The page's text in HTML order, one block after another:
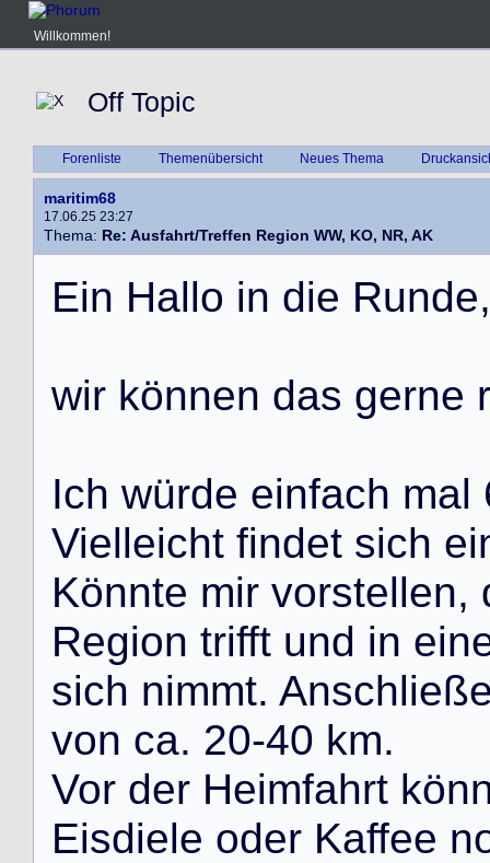
Willkommen!
Off Topic
Forenliste Themenübersicht Neues Thema
maritim68
17.06.25 23:27
Thema: Re: Ausfahrt/Treffen Region WW, KO, NR, AK
Ein Hallo in die Runde,
wir können das gerne r
Ich würde einfach mal
Vielleicht findet sich ei
Könnte mir vorstellen,
Region trifft und in ein
sich nimmt. Anschließ
von ca. 20-40 km.
Vor der Heimfahrt kön
Eisdiele oder Kaffee n